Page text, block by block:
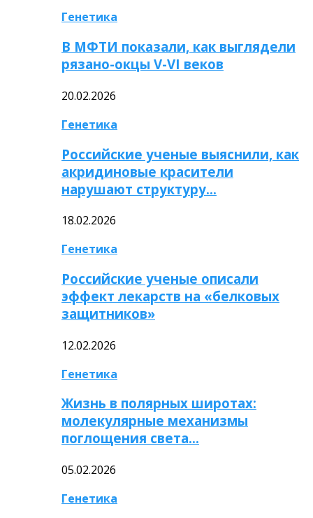
Генетика
В МФТИ показали, как выглядели
рязано-окцы V-VI веков
20.02.2026
Генетика
Российские ученые выяснили, как
акридиновые красители
нарушают структуру…
18.02.2026
Генетика
Российские ученые описали
эффект лекарств на «белковых
защитников»
12.02.2026
Генетика
Жизнь в полярных широтах:
молекулярные механизмы
поглощения света…
05.02.2026
Генетика